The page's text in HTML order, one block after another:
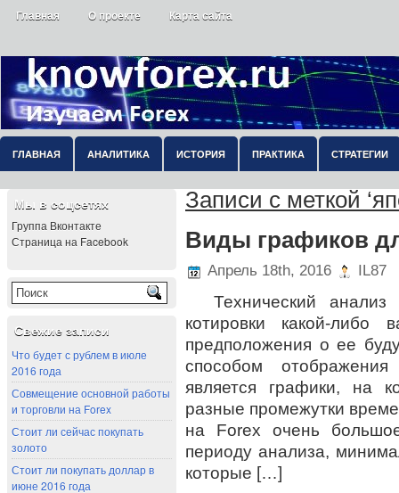
Главная О проекте Карта сайта
ГЛАВНАЯ АНАЛИТИКА ИСТОРИЯ ПРАКТИКА СТРАТЕГИИ
Мы в соцсетях
Группа Вконтакте
Страница на Facebook
Свежие записи
Что будет с рублем в июле
2016 года
Совмещение основной работы
и торговли на Forex
Стоит ли сейчас покупать
золото
Стоит ли покупать доллар в
июне 2016 года
Записи с меткой
Виды графиков
Апрель 18th, 2016 IL87
Технический анализ
котировки какой-
предположения о ее
способом
является графики, на
разные промежутки
на Forex очень
периоду анализа,
которые […]